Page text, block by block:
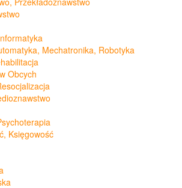
Mechatronika, Robotyka
Obcych
Księgowość